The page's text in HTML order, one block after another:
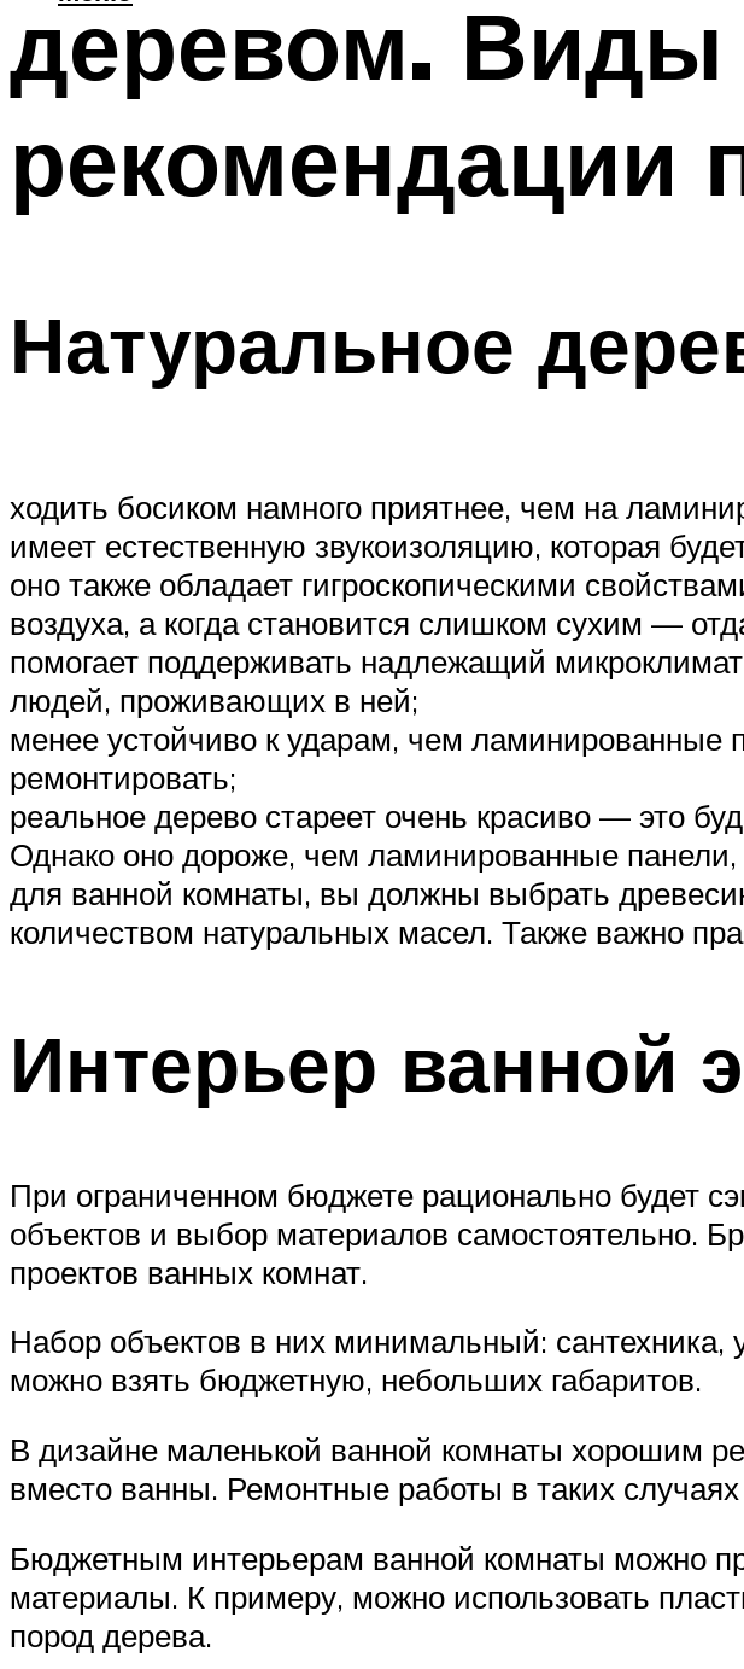
деревом. Виды
рекомендации
Натуральное
ходить босиком намного приятнее, чем на
имеет естественную звукоизоляцию, которая
оно также обладает гигроскопическими
воздуха, а когда становится слишком сухим —
помогает поддерживать надлежащий
людей, проживающих в ней;
менее устойчиво к ударам, чем ламинированные
ремонтировать;
реальное дерево стареет очень красиво — это
Однако оно дороже, чем ламинированные
для ванной комнаты, вы должны выбрать
количеством натуральных масел. Также важно
Интерьер ванной
При ограниченном бюджете рационально будет
объектов и выбор материалов
проектов ванных комнат.
Набор объектов в них минимальный:
можно взять бюджетную, небольших габаритов.
В дизайне маленькой ванной комнаты хорошим
вместо ванны. Ремонтные работы в таких
Бюджетным интерьерам ванной комнаты можно
материалы. К примеру, можно использовать
пород дерева.